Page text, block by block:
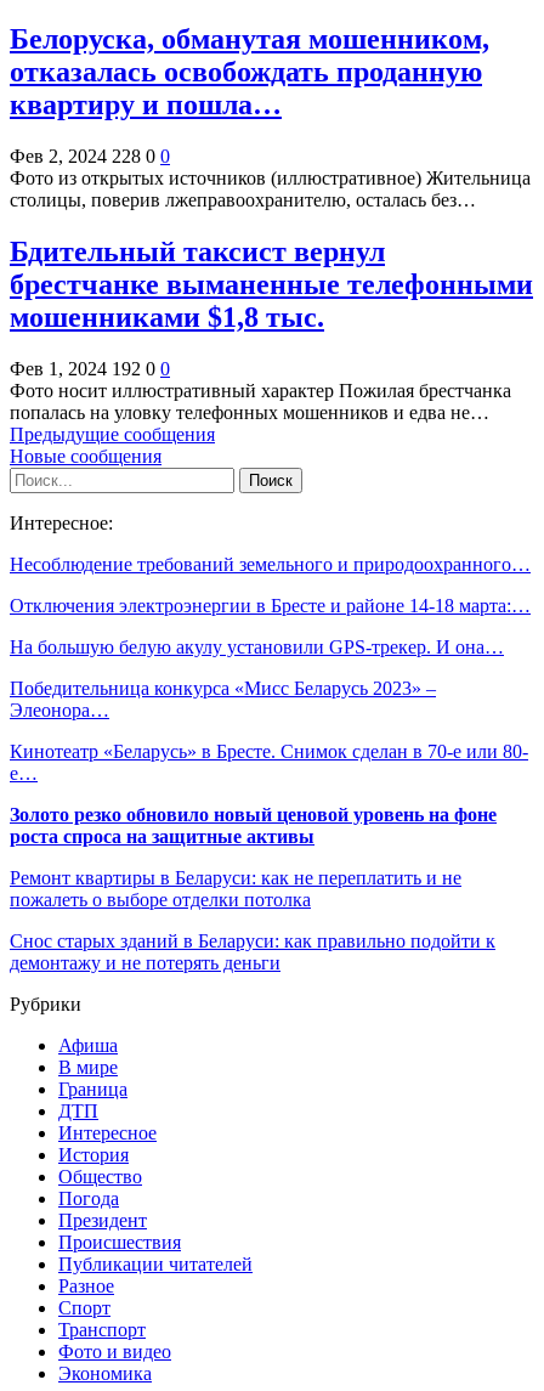
Белоруска, обманутая мошенником,
отказалась освобождать проданную
квартиру и пошла…
Фев 2, 2024 228 0 0
Фото из открытых источников (иллюстративное) Жительница
столицы, поверив лжеправоохранителю, осталась без…
Бдительный таксист вернул
брестчанке выманенные телефонными
мошенниками $1,8 тыс.
Фев 1, 2024 192 0 0
Фото носит иллюстративный характер Пожилая брестчанка
попалась на уловку телефонных мошенников и едва не…
Предыдущие сообщения
Новые сообщения
Интересное:
Несоблюдение требований земельного и природоохранного…
Отключения электроэнергии в Бресте и районе 14-18 марта:…
На большую белую акулу установили GPS-трекер. И она…
Победительница конкурса «Мисс Беларусь 2023» –
Элеонора…
Кинотеатр «Беларусь» в Бресте. Снимок сделан в 70-е или 80-
е…
Золото резко обновило новый ценовой уровень на фоне
роста спроса на защитные активы
Ремонт квартиры в Беларуси: как не переплатить и не
пожалеть о выборе отделки потолка
Снос старых зданий в Беларуси: как правильно подойти к
демонтажу и не потерять деньги
Рубрики
Афиша
В мире
Граница
ДТП
Интересное
История
Общество
Погода
Президент
Происшествия
Публикации читателей
Разное
Спорт
Транспорт
Фото и видео
Экономика